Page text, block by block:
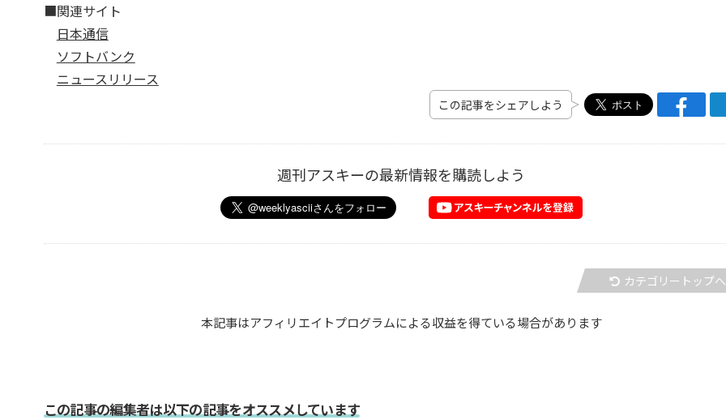
■関連サイト
日本通信
ソフトバンク
ニュースリリース
この記事をシェアしよう
週刊アスキーの最新情報を購読しよう
カテゴリートップへ
本記事はアフィリエイトプログラムによる収益を得ている場合があります
この記事の編集者は以下の記事をオススメしています